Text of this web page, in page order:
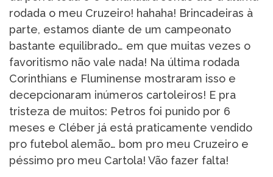
rodada o meu Cruzeiro! hahaha! Brincadeiras à
parte, estamos diante de um campeonato
bastante equilibrado… em que muitas vezes o
favoritismo não vale nada! Na última rodada
Corinthians e Fluminense mostraram isso e
decepcionaram inúmeros cartoleiros! E pra
tristeza de muitos: Petros foi punido por 6
meses e Cléber já está praticamente vendido
pro futebol alemão… bom pro meu Cruzeiro e
péssimo pro meu Cartola! Vão fazer falta!